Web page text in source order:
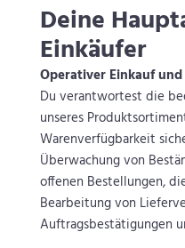
Deine
Einkäufer
Operativer Einkauf
Du verantwortest die
unseres
Warenverfügbarkeit
Überwachung von
offenen Bestellungen,
Bearbeitung von
Auftragsbestätigungen